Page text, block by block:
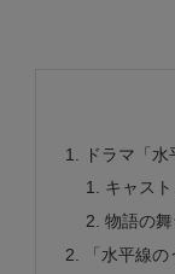
ドラマ「
キャス
物語の
「水平線